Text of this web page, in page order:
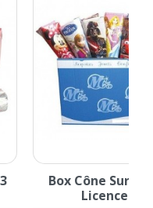
Box Cône Surprise